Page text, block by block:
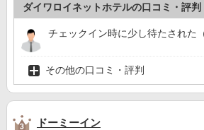
ダイワロイネットホテルの口コミ・評判
チェックイン時に少し待たされた
その他の口コミ・評判
ドーミーイン